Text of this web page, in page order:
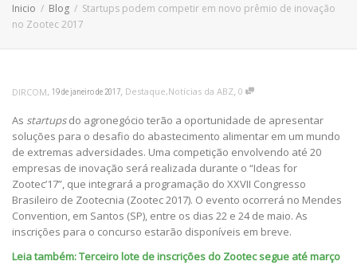
Inicio Blog
Startups podem competir em novo prêmio de inovação
no Zootec 2017
DIRCOM, 19 de janeiro de 2017, Destaque,Notícias da ABZ, 0
As startupsdo agronegócio terão a oportunidade de apresentar
soluções para o desafio do abastecimento alimentar em um mundo
de extremas adversidades. Uma competição envolvendo até 20
empresas de inovação será realizada durante o “Ideas for
Zootec’17”, que integrará a programação do XXVII Congresso
Brasileiro de Zootecnia (Zootec 2017). O evento ocorrerá no Mendes
Convention, em Santos (SP), entre os dias 22 e 24 de maio. As
inscrições para o concurso estarão disponíveis em breve.
Leia também: Terceiro lote de inscrições do Zootec segue até março